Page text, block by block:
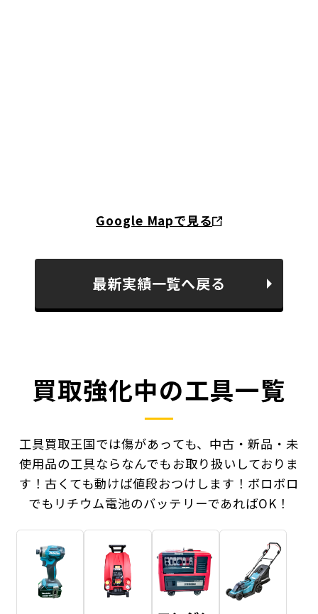
Google Mapで見る
最新実績一覧へ戻る
買取強化中の工具一覧
工具買取王国では傷があっても、中古・新品・未
使用品の工具ならなんでもお取り扱いしておりま
す！ 古くても動けば値段おつけします！ボロボロ
でもリチウム電池のバッテリーであればOK！